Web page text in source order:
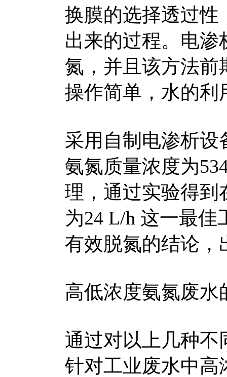
换膜的选择透过性
出来的过程。电
氮，并且该方法前
操作简单，水的利
采用自制电渗析设
氨氮质量浓度为
理，通过实验得到
为24 L/h 这一最
有效脱氮的结论，
高低浓度氨氮废水
通过对以上几种不
针对工业废水中高